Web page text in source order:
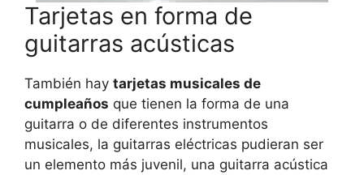
Tarjetas en forma de
guitarras acústicas
También hay tarjetas musicales de
cumpleaños que tienen la forma de una
guitarra o de diferentes instrumentos
musicales, la guitarras eléctricas pudieran ser
un elemento más juvenil, una guitarra acústica